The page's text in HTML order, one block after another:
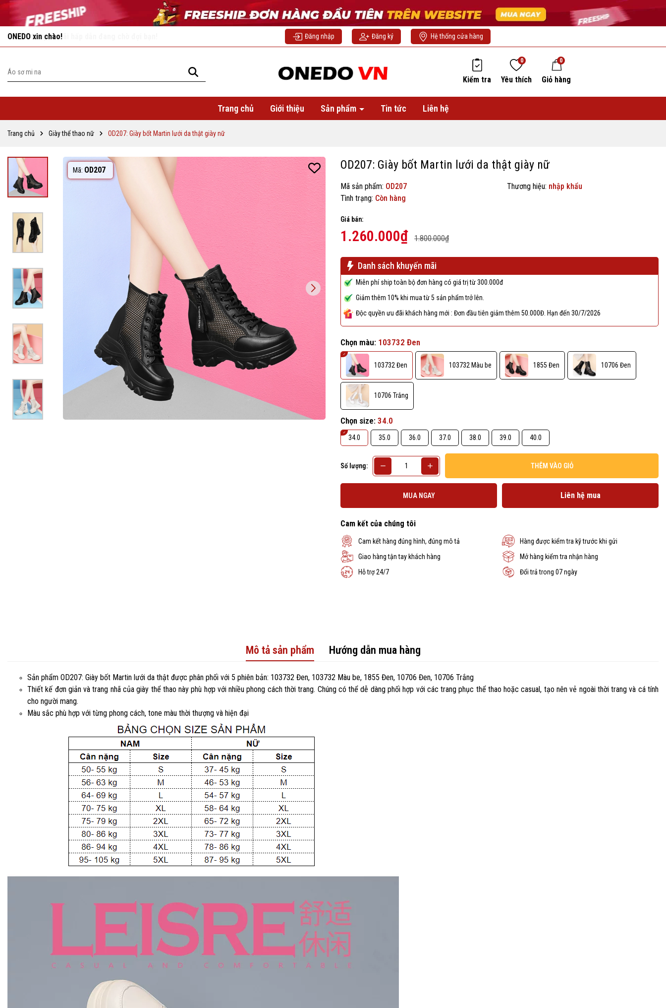
Vô vàn khuyến mãi hấp dẫn đang chờ đợi bạn! Đăng nhập Đăng ký Hệ thống cửa hàng
Kiểm tra Yêu thích
0
Giỏ hàng
0
Trang chủ Giới thiệu Sản phẩm Tin tức Liên hệ
Trang chủ Giày thể thao nữ OD207: Giày bốt Martin lưới da thật giày nữ
Mã: OD207 OD207: Giày bốt Martin lưới da thật giày nữ
Mã sản phẩm: OD207 Thương hiệu: nhập khẩu
Tình trạng: Còn hàng
Giá bán:
1.260.000₫ 1.800.000₫
Danh sách khuyến mãi
Miễn phí ship toàn bộ đơn hàng có giá trị từ 300.000đ
Giảm thêm 10% khi mua từ 5 sản phẩm trở lên.
Độc quyền ưu đãi khách hàng mới : Đơn đầu tiên giảm thêm 50.000Đ. Hạn đến 30/7/2026
Chọn màu: 103732 Đen
103732 Đen 103732 Màu be 1855 Đen 10706 Đen
10706 Trắng
Chọn size: 34.0
34.0 35.0 36.0 37.0 38.0 39.0 40.0
Số lượng: THÊM VÀO GIỎ
MUA NGAY Liên hệ mua
Cam kết của chúng tôi
Cam kết hàng đúng hình, đúng mô tả
Hàng được kiểm tra kỹ trước khi gửi
Giao hàng tận tay khách hàng
Mở hàng kiểm tra nhận hàng
Hỗ trợ 24/7
Đổi trả trong 07 ngày
Mô tả sản phẩm Hướng dẫn mua hàng
Sản phẩm OD207: Giày bốt Martin lưới da thật được phân phối với 5 phiên bản: 103732 Đen, 103732 Màu be, 1855 Đen, 10706 Đen, 10706 Trắng
Thiết kế đơn giản và trang nhã của giày thể thao này phù hợp với nhiều phong cách thời trang. Chúng có thể dễ dàng phối hợp với các trang phục thể thao hoặc casual, tạo nên vẻ ngoài thời trang và cá tính
cho người mang.
Màu sắc phù hợp với từng phong cách, tone màu thời thượng và hiện đại